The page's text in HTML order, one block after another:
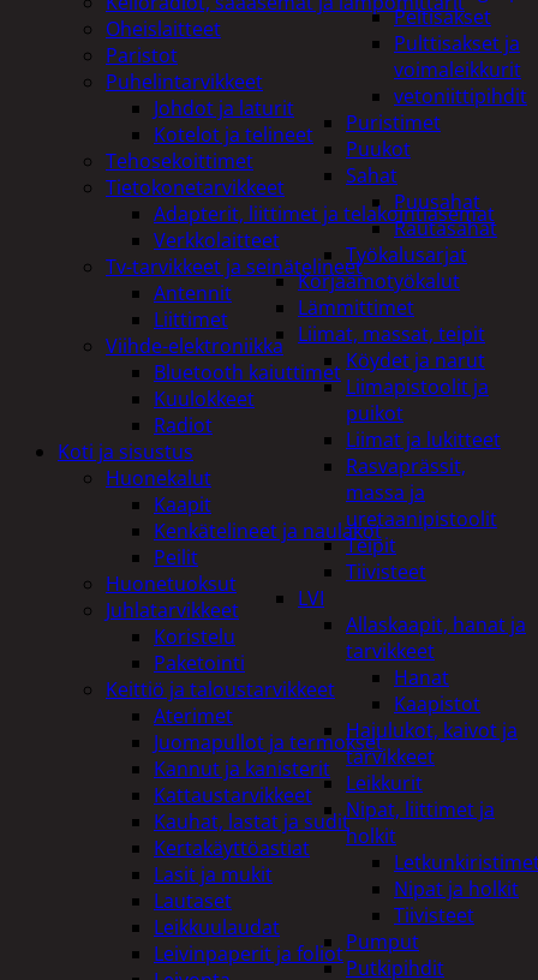
Peltisakset
Pulttisakset ja
voimaleikkurit
vetoniittipihdit
Puristimet
Puukot
Sahat
Puusahat
Rautasahat
Työkalusarjat
Korjaamotyökalut
Lämmittimet
Liimat, massat, teipit
Köydet ja narut
Liimapistoolit ja
puikot
Liimat ja lukitteet
Rasvaprässit,
massa ja
uretaanipistoolit
Teipit
Tiivisteet
LVI
Allaskaapit, hanat ja
tarvikkeet
Hanat
Kaapistot
Hajulukot, kaivot ja
tarvikkeet
Leikkurit
Nipat, liittimet ja
holkit
Nipat ja holkit
Tiivisteet
Pumput
Putkipihdit
Oheislaitteet
Paristot
Puhelintarvikkeet
Johdot ja laturit
Kotelot ja telineet
Tehosekoittimet
Tietokonetarvikkeet
Adapterit, liittimet ja telakointiasemat
Verkkolaitteet
Tv-tarvikkeet ja seinätelineet
Antennit
Liittimet
Viihde-elektroniikka
Bluetooth kaiuttimet
Kuulokkeet
Radiot
Koti ja sisustus
Huonekalut
Kaapit
Kenkätelineet ja naulakot
Peilit
Huonetuoksut
Juhlatarvikkeet
Koristelu
Paketointi
Keittiö ja taloustarvikkeet
Aterimet
Juomapullot ja termokset
Kannut ja kanisterit
Kattaustarvikkeet
Kauhat, lastat ja sudit
Kertakäyttöastiat
Lasit ja mukit
Lautaset
Leikkuulaudat
Leivinpaperit ja foliot